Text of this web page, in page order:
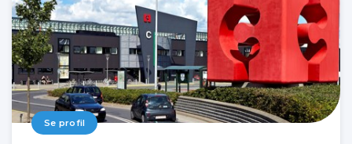
Se profil